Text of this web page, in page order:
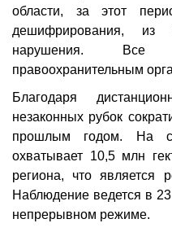
области, за этот
дешифрирования, из
нарушения. Все
правоохранительным
Благодаря
незаконных рубок
прошлым годом. На
охватывает 10,5 млн
региона, что является
Наблюдение ведется в
непрерывном режиме.